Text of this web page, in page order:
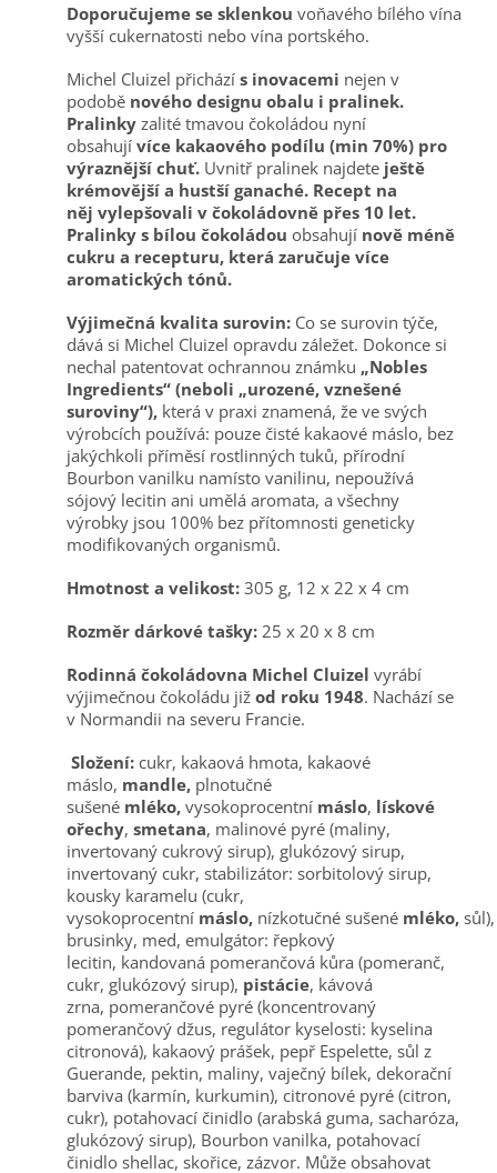
Doporučujeme se sklenkou voňavého bílého vína
vyšší cukernatosti nebo vína portského.
Michel Cluizel přichází s inovacemi nejen v
podobě nového designu obalu i pralinek.
Pralinky zalité tmavou čokoládou nyní
obsahují více kakaového podílu (min 70%) pro
výraznější chuť. Uvnitř pralinek najdete ještě
krémovější a hustší ganaché. Recept na
něj vylepšovali v čokoládovně přes 10 let.
Pralinky s bílou čokoládou obsahují nově méně
cukru a recepturu, která zaručuje více
aromatických tónů.
Výjimečná kvalita surovin: Co se surovin týče,
dává si Michel Cluizel opravdu záležet. Dokonce si
nechal patentovat ochrannou známku „Nobles
Ingredients“ (neboli „urozené, vznešené
suroviny“), která v praxi znamená, že ve svých
výrobcích používá: pouze čisté kakaové máslo, bez
jakýchkoli příměsí rostlinných tuků, přírodní
Bourbon vanilku namísto vanilinu, nepoužívá
sójový lecitin ani umělá aromata, a všechny
výrobky jsou 100% bez přítomnosti geneticky
modifikovaných organismů.
Hmotnost a velikost: 305 g, 12 x 22 x 4 cm
Rozměr dárkové tašky: 25 x 20 x 8 cm
Rodinná čokoládovna Michel Cluizel vyrábí
výjimečnou čokoládu již od roku 1948. Nachází se
v Normandii na severu Francie.
Složení: cukr, kakaová hmota, kakaové
máslo, mandle, plnotučné
sušené mléko, vysokoprocentní máslo, lískové
ořechy, smetana, malinové pyré (maliny,
invertovaný cukrový sirup), glukózový sirup,
invertovaný cukr, stabilizátor: sorbitolový sirup,
kousky karamelu (cukr,
vysokoprocentní máslo, nízkotučné sušené mléko, sůl),
brusinky, med, emulgátor: řepkový
lecitin, kandovaná pomerančová kůra (pomeranč,
cukr, glukózový sirup), pistácie, kávová
zrna, pomerančové pyré (koncentrovaný
pomerančový džus, regulátor kyselosti: kyselina
citronová), kakaový prášek, pepř Espelette, sůl z
Guerande, pektin, maliny, vaječný bílek, dekorační
barviva (karmín, kurkumin), citronové pyré (citron,
cukr), potahovací činidlo (arabská guma, sacharóza,
glukózový sirup), Bourbon vanilka, potahovací
činidlo shellac, skořice, zázvor. Může obsahovat